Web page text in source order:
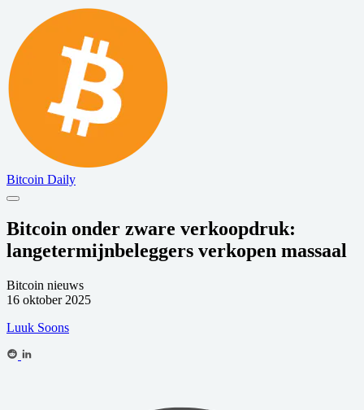
Bitcoin Daily
Bitcoin onder zware verkoopdruk:
langetermijnbeleggers verkopen massaal
Bitcoin nieuws
16 oktober 2025
Luuk Soons